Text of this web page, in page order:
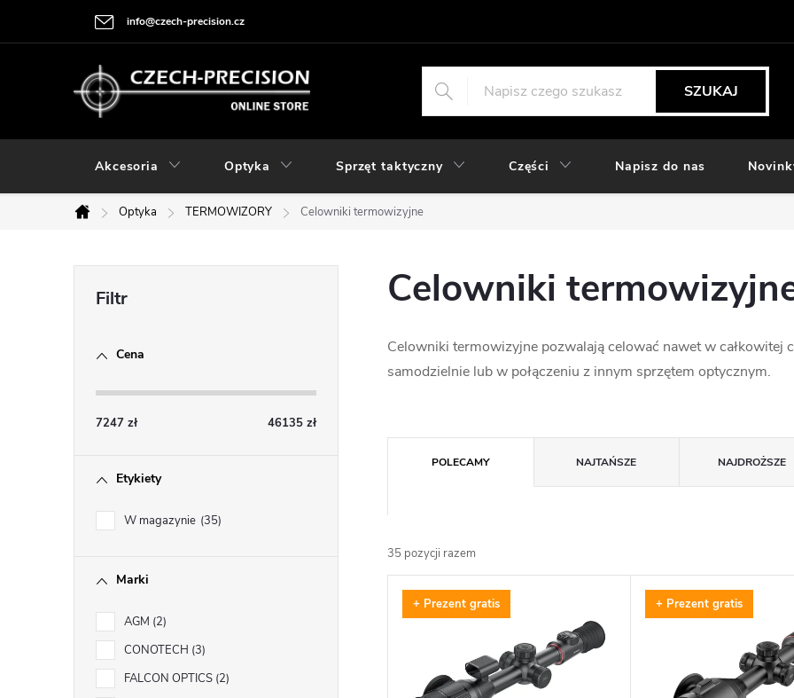
info@czech-precision.cz
SZUKAJ
Akcesoria Optyka Sprzęt taktyczny Części Napisz do nas
Home
Optyka TERMOWIZORY Celowniki termowizyjne
Cena
7247 zł 46135 zł
Etykiety
W magazynie 35
Marki
AGM 2
CONOTECH 3
FALCON OPTICS 2
Celowniki
Celowniki termowizyjne pozwalają celować nawet w całkowitej
samodzielnie lub w połączeniu z innym sprzętem optycznym.
o
r
t
POLECAMY NAJTAŃSZE NAJDROŻSZE
35 pozycji razem
L + Prezent gratis + Prezent gratis